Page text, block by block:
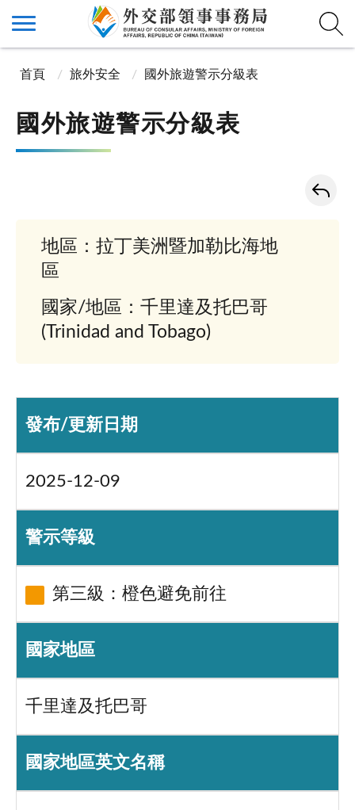
首頁 旅外安全 國外旅遊警示分級表
國外旅遊警示分級表
地區：拉丁美洲暨加勒比海地
區
國家/地區：千里達及托巴哥
(Trinidad and Tobago)
發布/更新日期
2025-12-09
警示等級
第三級：橙色避免前往
國家地區
千里達及托巴哥
國家地區英文名稱